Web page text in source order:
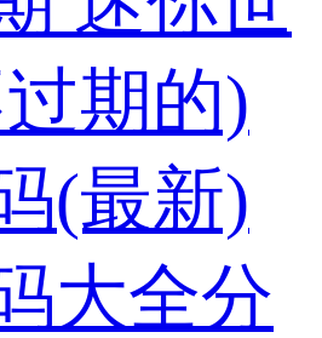
期的)
(最新)
大全分